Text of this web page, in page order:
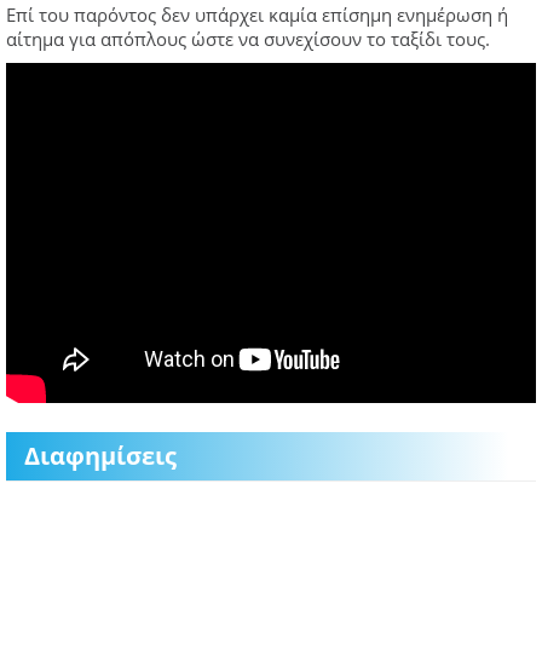
Επί του παρόντος δεν υπάρχει καμία επίσημη ενημέρωση ή
αίτημα για απόπλους ώστε να συνεχίσουν το ταξίδι τους.
Διαφημίσεις